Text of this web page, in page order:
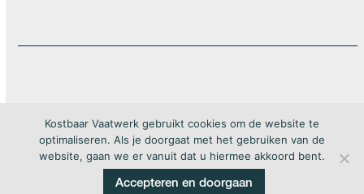
Copyright by Kostbaar Vaatwerk 2026 – webdesign by 20Forma
reserved
Kostbaar Vaatwerk gebruikt cookies om de website te
optimaliseren. Als je doorgaat met het gebruiken van de
website, gaan we er vanuit dat u hiermee akkoord bent.
Accepteren en doorgaan